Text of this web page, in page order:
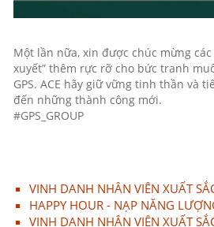
Một lần nữa, xin được chúc mừng
xuyết” thêm rực rỡ cho bức tranh
GPS. ACE hãy giữ vững tinh thần và
đến những thành công mới.
#GPS_GROUP
VINH DANH NHÂN VIÊN XUẤT
HAPPY HOUR - NẠP NĂNG
VINH DANH NHÂN VIÊN XUẤT